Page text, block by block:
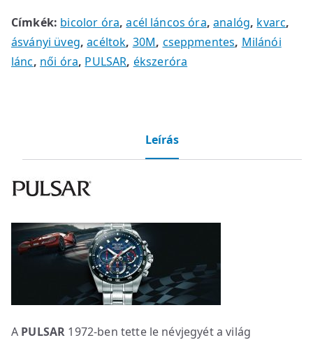
Címkék: bicolor óra,acél láncos óra,analóg, kvarc,
ásványi üveg,acéltok, 30M, cseppmentes, Milánói
lánc, női óra, PULSAR, ékszeróra
Leírás
A PULSAR 1972-ben tette le névjegyét a világ